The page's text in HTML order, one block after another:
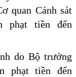
quan Cảnh sát
phạt tiền đến
do Bộ trưởng
phạt tiền đến